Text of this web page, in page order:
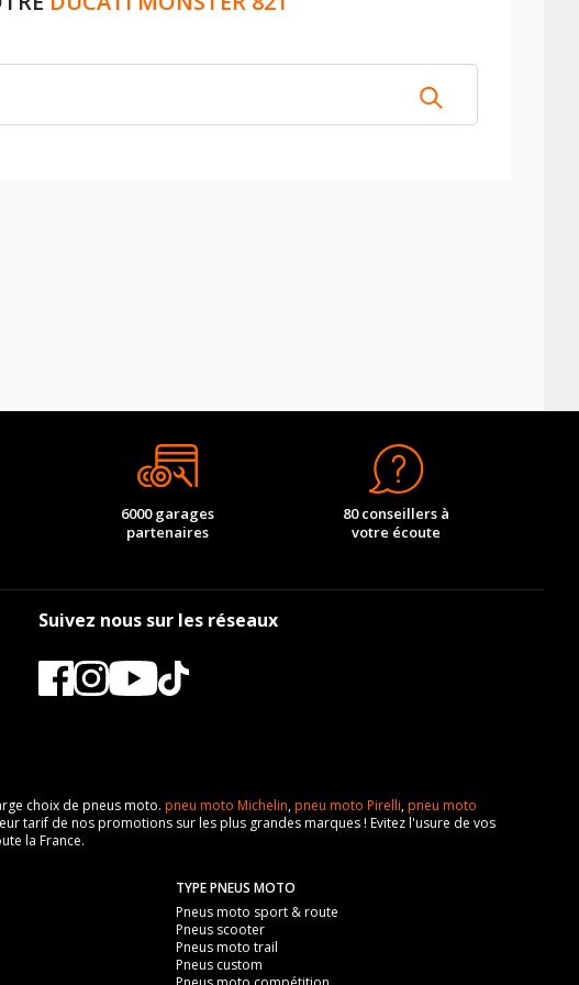
6000 garages
partenaires
80 conseillers à
votre écoute
Suivez nous sur les réseaux
choix de pneus moto. pneu moto Michelin,pneu moto Pirelli,pneu moto
tarif de nos promotions sur les plus grandes marques ! Evitez l'usure de vos
la France.
TYPE PNEUS MOTO
Pneus moto sport & route
Pneus scooter
Pneus moto trail
Pneus custom